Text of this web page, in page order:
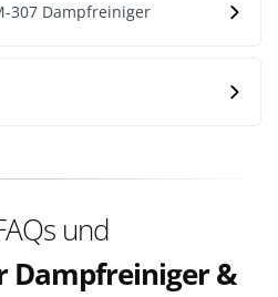
307 Dampfreiniger
und
Dampfreiniger &